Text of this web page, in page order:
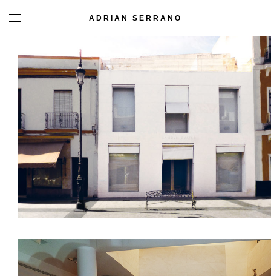
ADRIAN SERRANO